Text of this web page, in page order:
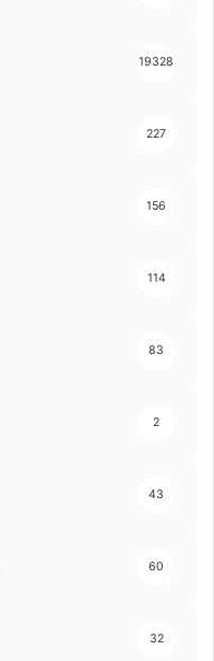
19328
227
156
114
83
2
43
60
32